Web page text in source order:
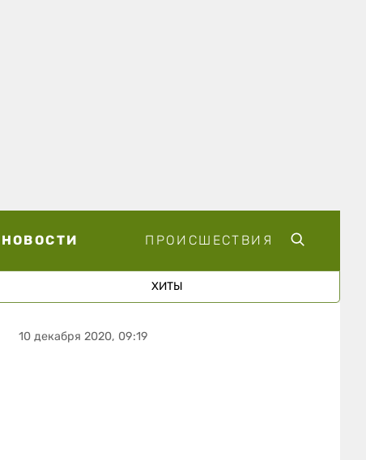
НОВОСТИ ПРОИСШЕСТВИЯ
ХИТЫ
10 декабря 2020, 09:19